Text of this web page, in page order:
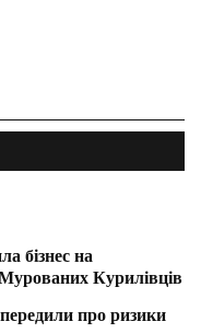
бізнес на
Мурованих Курилівців
про ризики